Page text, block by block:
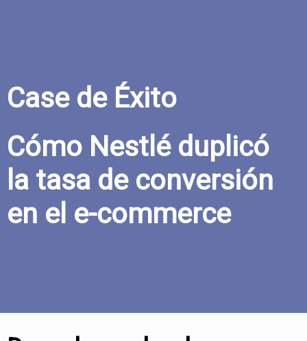
Case de Éxito
Cómo Nestlé duplicó
la tasa de conversión
en el e-commerce